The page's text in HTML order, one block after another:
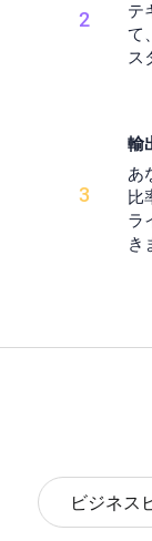
2
テ
て
ス
3
輸
あ
比
ラ
き
ビジネス